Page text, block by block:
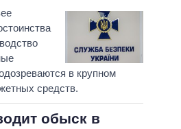
в крупном
средств.
обыск в